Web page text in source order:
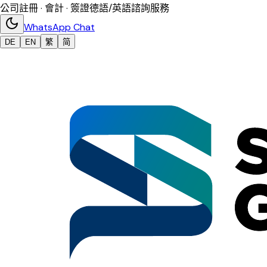
公司註冊 · 會計 · 簽證德語/英語諮詢服務
WhatsApp Chat
DE EN 繁 简